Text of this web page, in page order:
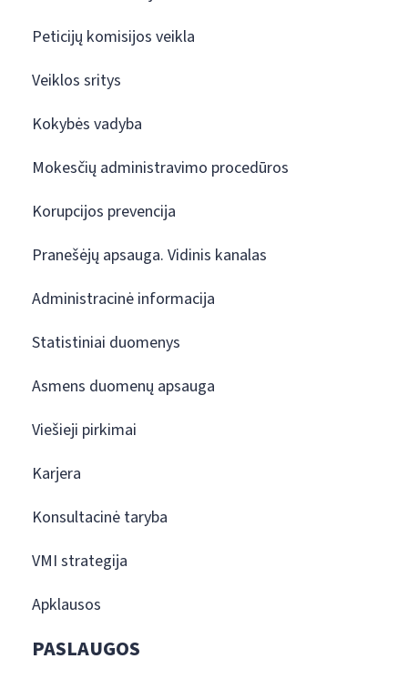
Peticijų komisijos veikla
Veiklos sritys
Kokybės vadyba
Mokesčių administravimo procedūros
Korupcijos prevencija
Pranešėjų apsauga. Vidinis kanalas
Administracinė informacija
Statistiniai duomenys
Asmens duomenų apsauga
Viešieji pirkimai
Karjera
Konsultacinė taryba
VMI strategija
Apklausos
PASLAUGOS